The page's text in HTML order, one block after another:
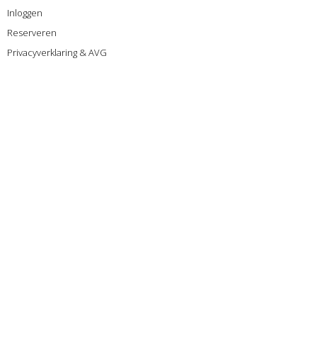
Inloggen
Reserveren
Privacyverklaring & AVG